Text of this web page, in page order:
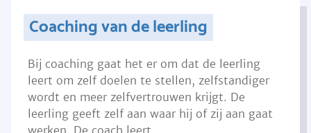
Coaching van de leerling
Bij coaching gaat het er om dat de leerling
leert om zelf doelen te stellen, zelfstandiger
wordt en meer zelfvertrouwen krijgt. De
leerling geeft zelf aan waar hij of zij aan gaat
werken. De coach leert...